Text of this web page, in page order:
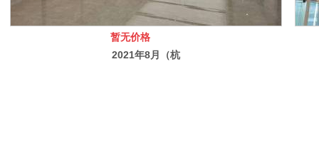
暂无价格
2021年8月（杭